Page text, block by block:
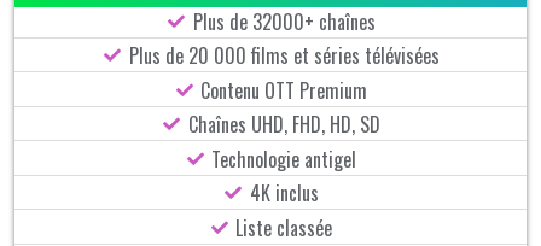
Plus de 32000+ chaînes
Plus de 20 000 films et séries télévisées
Contenu OTT Premium
Chaînes UHD, FHD, HD, SD
Technologie antigel
4K inclus
Liste classée